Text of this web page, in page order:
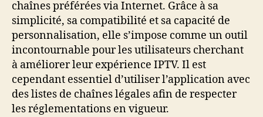
chaînes préférées via Internet. Grâce à sa
simplicité, sa compatibilité et sa capacité de
personnalisation, elle s’impose comme un outil
incontournable pour les utilisateurs cherchant
à améliorer leur expérience IPTV. Il est
cependant essentiel d’utiliser l’application avec
des listes de chaînes légales afin de respecter
les réglementations en vigueur.